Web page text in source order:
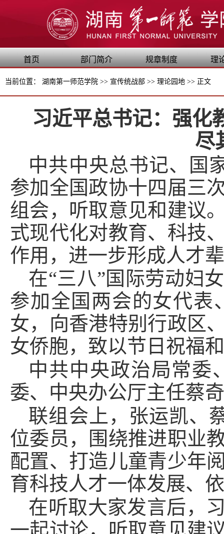
首页 部门简介 规章制度 理
当前位置： 湖南第一师范学院 >> 宣传统战部 >> 理论园地 >> 正文
习近平总书记：强化
尽
中共中央总书记、国
参加全国政协十四届三
组会，听取意见和建议
式现代化对教育、科技
作用，进一步形成人才
在“三八”国际劳动妇
参加全国两会的女代表
女，向香港特别行政区
女侨胞，致以节日祝福
中共中央政治局常委
委、中央办公厅主任蔡
联组会上，张运凯、
位委员，围绕推进职业
配置、打造儿童青少年
育科技人才一体发展、
在听取大家发言后，
一起讨论，听取意见建